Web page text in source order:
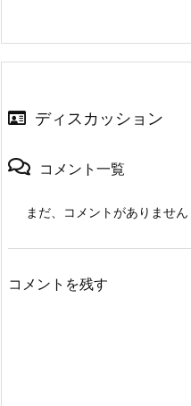
ディスカッション
コメント一覧
まだ、コメントがありません
コメントを残す